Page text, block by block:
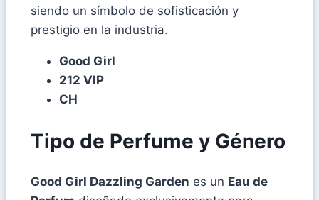
siendo un símbolo de sofisticación y
prestigio en la industria.
Good Girl
212 VIP
CH
Tipo de Perfume y Género
Good Girl Dazzling Garden es un Eau de